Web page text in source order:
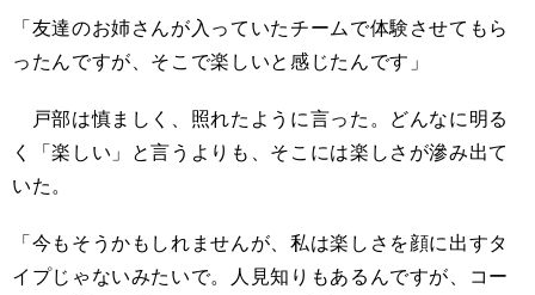
「友達のお姉さんが入っていたチームで体験させてもら
ったんですが、そこで楽しいと感じたんです」
戸部は慎ましく、照れたように言った。どんなに明る
く「楽しい」と言うよりも、そこには楽しさが滲み出て
いた。
「今もそうかもしれませんが、私は楽しさを顔に出すタ
イプじゃないみたいで。人見知りもあるんですが、コー